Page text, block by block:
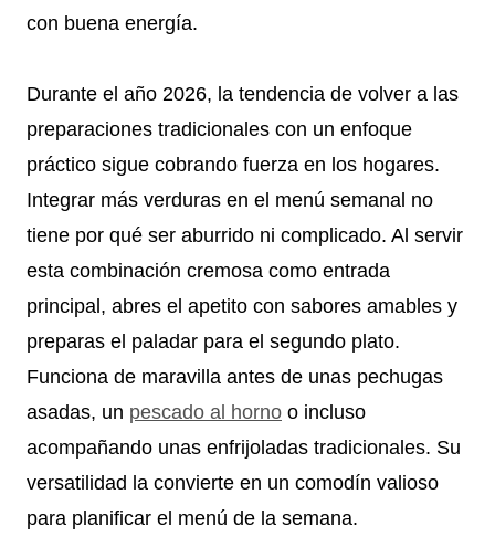
con buena energía.
Durante el año 2026, la tendencia de volver a las
preparaciones tradicionales con un enfoque
práctico sigue cobrando fuerza en los hogares.
Integrar más verduras en el menú semanal no
tiene por qué ser aburrido ni complicado. Al servir
esta combinación cremosa como entrada
principal, abres el apetito con sabores amables y
preparas el paladar para el segundo plato.
Funciona de maravilla antes de unas pechugas
asadas, un pescado al horno o incluso
acompañando unas enfrijoladas tradicionales. Su
versatilidad la convierte en un comodín valioso
para planificar el menú de la semana.